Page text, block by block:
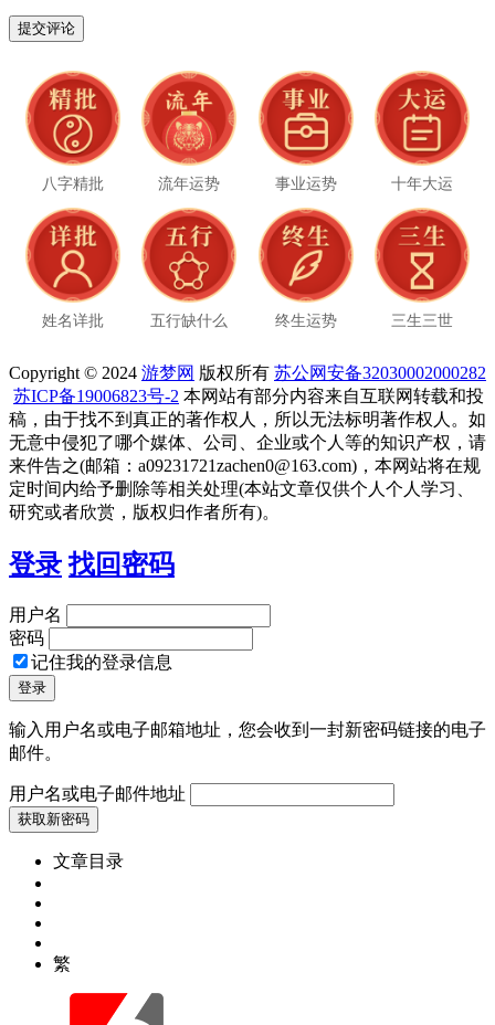
八字精批 流年运势 事业运势 十年大运
姓名详批 五行缺什么 终生运势 三生三世
Copyright © 2024 游梦网 版权所有 苏公网安备32030002000282
苏ICP备19006823号-2 本网站有部分内容来自互联网转载和投
稿，由于找不到真正的著作权人，所以无法标明著作权人。如
无意中侵犯了哪个媒体、公司、企业或个人等的知识产权，请
来件告之(邮箱：a09231721zachen0@163.com)，本网站将在规
定时间内给予删除等相关处理(本站文章仅供个人个人学习、
研究或者欣赏，版权归作者所有)。
登录 找回密码
用户名
密码
记住我的登录信息
输入用户名或电子邮箱地址，您会收到一封新密码链接的电子
邮件。
用户名或电子邮件地址
文章目录
繁